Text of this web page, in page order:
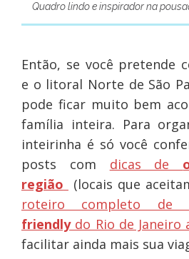
Quadro lindo e inspirador na
Então, se você pretende
e o litoral Norte de São
pode ficar muito bem
família inteira. Para
inteirinha é só você
posts com dicas de
região
(locais que
roteiro completo de
friendlydo Rio de Janeiro
facilitar ainda mais sua